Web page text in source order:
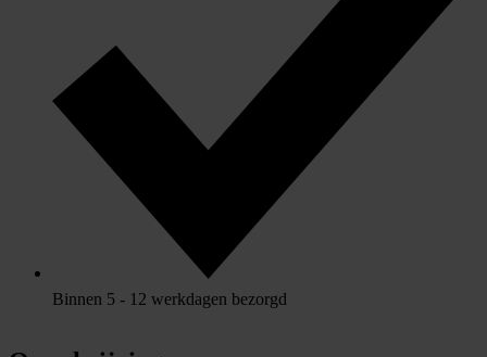
Binnen 5 - 12 werkdagen bezorgd